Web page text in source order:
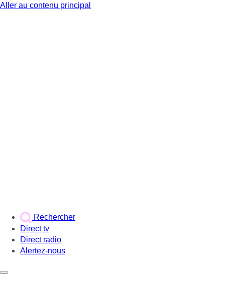
Aller au contenu principal
Rechercher
Direct tv
Direct radio
Alertez-nous